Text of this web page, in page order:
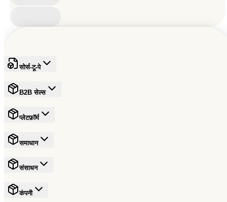
सोर्स-टू-पे
B2B सेल्स
प्लेटफ़ॉर्म
समाधान
संसाधन
कंपनी